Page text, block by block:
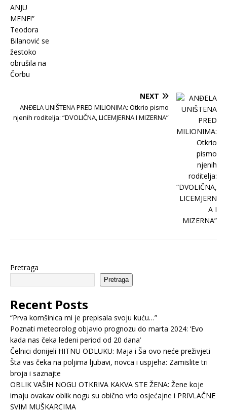
NEXT
ANĐELA UNIŠTENA PRED MILIONIMA: Otkrio pismo
njenih roditelja: “DVOLIČNA, LICEMJERNA I MIZERNA”
Pretraga
Pretraga
Recent Posts
“Prva komšinica mi je prepisala svoju kuću…”
Poznati meteorolog objavio prognozu do marta 2024: ‘Evo
kada nas čeka ledeni period od 20 dana’
Čelnici donijeli HITNU ODLUKU: Maja i Ša ovo neće preživjeti
Šta vas čeka na poljima ljubavi, novca i uspjeha: Zamislite tri
broja i saznajte
OBLIK VAŠIH NOGU OTKRIVA KAKVA STE ŽENA: Žene koje
imaju ovakav oblik nogu su obično vrlo osjećajne i PRIVLAČNE
SVIM MUŠKARCIMA